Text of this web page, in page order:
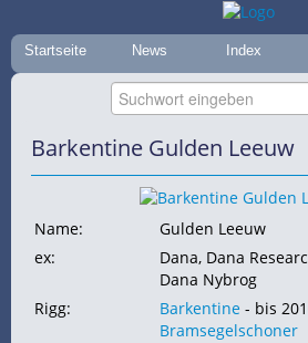
Startseite News Index
Barkentine Gulden Leeuw
Name:
Gulden Leeuw
ex:
Dana, Dana
Dana Nybrog
Rigg:
Barkentine - bis
Bramsegelschoner